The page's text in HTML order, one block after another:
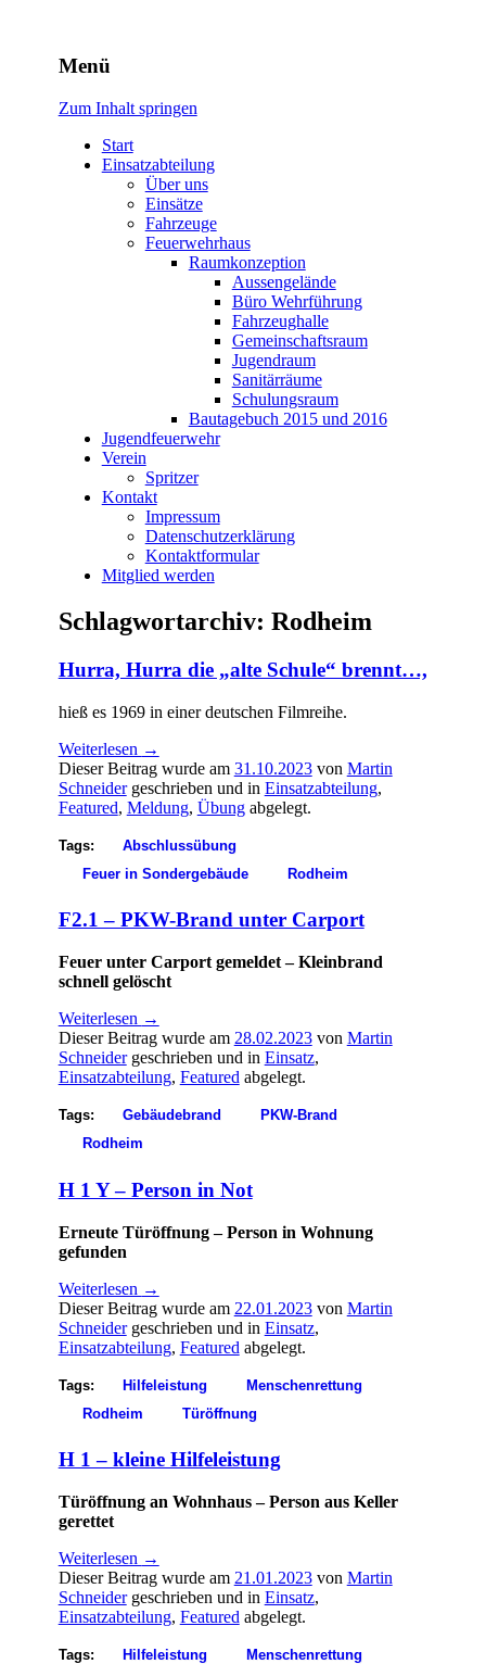
Freiwillige Feuerwehr
Rodheim v.d.H.
Menü
Zum Inhalt springen
Start
Einsatzabteilung
Über uns
Einsätze
Fahrzeuge
Feuerwehrhaus
Raumkonzeption
Aussengelände
Büro Wehrführung
Fahrzeughalle
Gemeinschaftsraum
Jugendraum
Sanitärräume
Schulungsraum
Bautagebuch 2015 und 2016
Jugendfeuerwehr
Verein
Spritzer
Kontakt
Impressum
Datenschutzerklärung
Kontaktformular
Mitglied werden
Schlagwortarchiv: Rodheim
Hurra, Hurra die „alte Schule“ brennt…,
hieß es 1969 in einer deutschen Filmreihe.
Weiterlesen →
Dieser Beitrag wurde am 31.10.2023von Martin
Schneidergeschrieben und in Einsatzabteilung,
Featured, Meldung, Übungabgelegt.
Tags:
Abschlussübung
Feuer in Sondergebäude
Rodheim
F2.1 – PKW-Brand unter Carport
Feuer unter Carport gemeldet – Kleinbrand
schnell gelöscht
Weiterlesen →
Dieser Beitrag wurde am 28.02.2023von Martin
Schneidergeschrieben und in Einsatz,
Einsatzabteilung, Featured abgelegt.
Tags: Gebäudebrand
PKW-Brand
Rodheim
H 1 Y – Person in Not
Erneute Türöffnung – Person in Wohnung
gefunden
Weiterlesen →
Dieser Beitrag wurde am 22.01.2023von Martin
Schneidergeschrieben und in Einsatz,
Einsatzabteilung, Featured abgelegt.
Tags: Hilfeleistung
Menschenrettung
Rodheim
Türöffnung
H 1 – kleine Hilfeleistung
Türöffnung an Wohnhaus – Person aus Keller
gerettet
Weiterlesen →
Dieser Beitrag wurde am 21.01.2023von Martin
Schneidergeschrieben und in Einsatz,
Einsatzabteilung, Featured abgelegt.
Tags: Hilfeleistung
Menschenrettung